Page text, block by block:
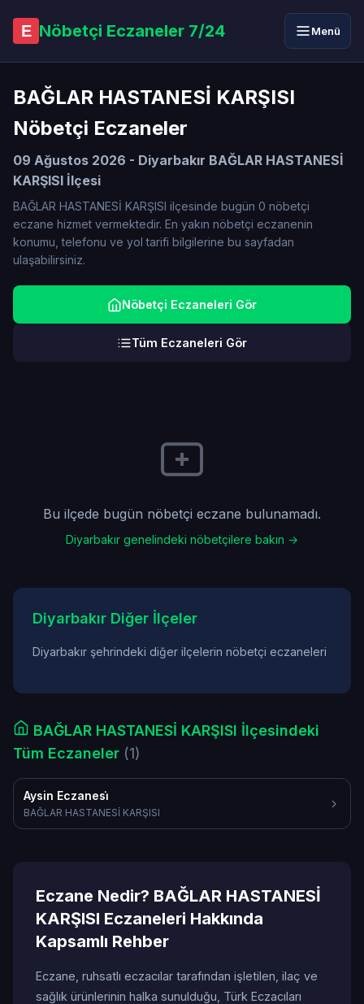
E Nöbetçi Eczaneler 7/24 Menü
BAĞLAR HASTANESİ KARŞISI
Nöbetçi Eczaneler
09 Ağustos 2026 - Diyarbakır BAĞLAR HASTANESİ
KARŞISI İlçesi
BAĞLAR HASTANESİ KARŞISI ilçesinde bugün 0 nöbetçi
eczane hizmet vermektedir. En yakın nöbetçi eczanenin
konumu, telefonu ve yol tarifi bilgilerine bu sayfadan
ulaşabilirsiniz.
Nöbetçi Eczaneleri Gör
Tüm Eczaneleri Gör
Bu ilçede bugün nöbetçi eczane bulunamadı.
Diyarbakır genelindeki nöbetçilere bakın →
Diyarbakır Diğer İlçeler
Diyarbakır şehrindeki diğer ilçelerin nöbetçi eczaneleri
BAĞLAR HASTANESİ KARŞISI İlçesindeki
Tüm Eczaneler (1)
Aysin Eczanesi̇
BAĞLAR HASTANESİ KARŞISI
Eczane Nedir? BAĞLAR HASTANESİ
KARŞISI Eczaneleri Hakkında
Kapsamlı Rehber
Eczane, ruhsatlı eczacılar tarafından işletilen, ilaç ve
sağlık ürünlerinin halka sunulduğu, Türk Eczacıları